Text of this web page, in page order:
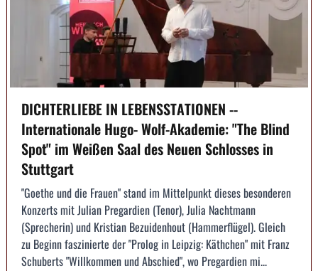
DICHTERLIEBE IN LEBENSSTATIONEN --
Internationale Hugo- Wolf-Akademie: "The Blind
Spot" im Weißen Saal des Neuen Schlosses in
Stuttgart
"Goethe und die Frauen" stand im Mittelpunkt dieses besonderen
Konzerts mit Julian Pregardien (Tenor), Julia Nachtmann
(Sprecherin) und Kristian Bezuidenhout (Hammerflügel). Gleich
zu Beginn faszinierte der "Prolog in Leipzig: Käthchen" mit Franz
Schuberts "Willkommen und Abschied", wo Pregardien mi...